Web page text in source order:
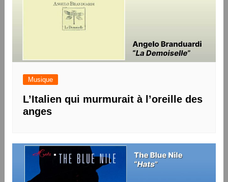
Musique
L’Italien qui murmurait à l’oreille des
anges